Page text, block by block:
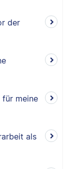
der
für meine
als